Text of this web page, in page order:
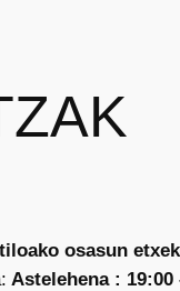
osasun
Astelehena : 19:00